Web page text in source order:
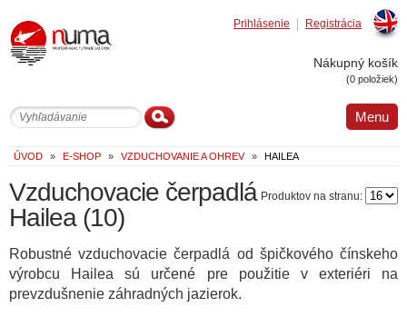
Registrácia
Prihlásenie
Nákupný košík
(0 položiek)
Menu
ÚVOD » E-SHOP » VZDUCHOVANIE A OHREV » HAILEA
Produktov na stranu:
Vzduchovacie čerpadlá
Hailea (10)
Robustné vzduchovacie čerpadlá od špičkového čínskeho
výrobcu Hailea sú určené pre použitie v exteriéri na
prevzdušnenie záhradných jazierok.